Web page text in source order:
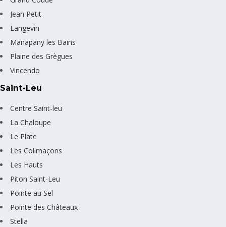
Jean Petit
Langevin
Manapany les Bains
Plaine des Grègues
Vincendo
Saint-Leu
Centre Saint-leu
La Chaloupe
Le Plate
Les Colimaçons
Les Hauts
Piton Saint-Leu
Pointe au Sel
Pointe des Châteaux
Stella